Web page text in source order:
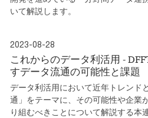
いて解説します。
2023-08-28
これからのデータ利活用 -
すデータ流通の可能性と課題
データ利活用において近年トレンド
通」をテーマに、その可能性や企業
り組むべきことについて解説する本